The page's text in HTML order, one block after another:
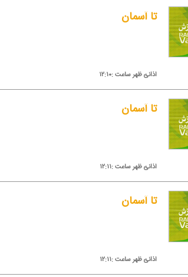
تا آسمان
اذانئ ظهر ساعت :۱۲:۱۰
تا آسمان
اذانئ ظهر ساعت :۱۲:۱۱
تا آسمان
اذانئ ظهر ساعت :۱۲:۱۱